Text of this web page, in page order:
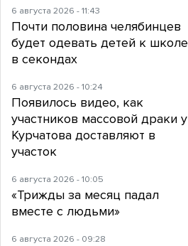
6 августа 2026 - 11:43
Почти половина челябинцев
будет одевать детей к школе
в секондах
6 августа 2026 - 10:24
Появилось видео, как
участников массовой драки у
Курчатова доставляют в
участок
6 августа 2026 - 10:05
«Трижды за месяц падал
вместе с людьми»
6 августа 2026 - 09:28